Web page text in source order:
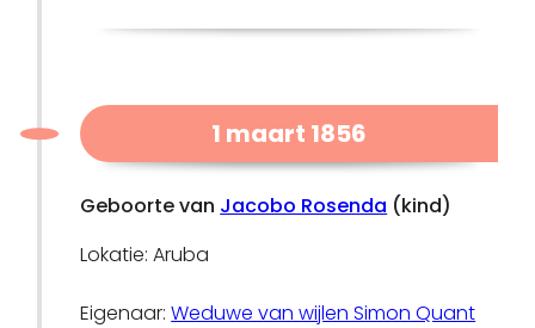
1 maart 1856
Geboorte van Jacobo Rosenda (kind)
Lokatie: Aruba
Eigenaar:Weduwe van wijlen Simon Quant